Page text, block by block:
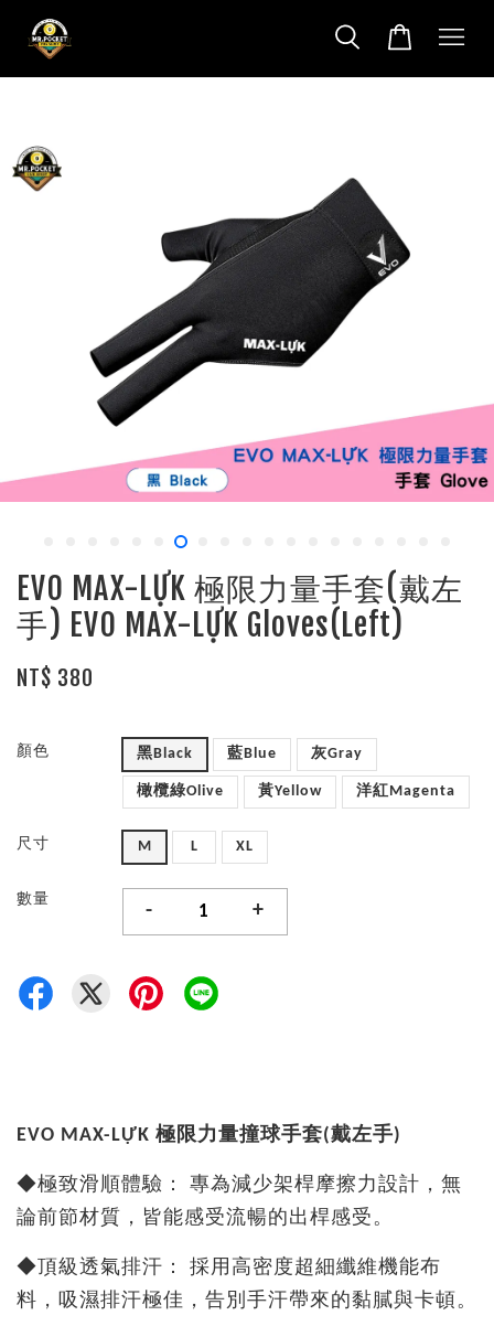
EVO MAX-LỰK 極限力量手套(戴左
手) EVO MAX-LỰK Gloves(Left)
NT$ 380
顏色 黑Black 藍Blue 灰Gray
橄欖綠Olive 黃Yellow 洋紅Magenta
尺寸 M L XL
數量
- +
EVO MAX-LỰK 極限力量撞球手套(戴左手)
◆極致滑順體驗： 專為減少架桿摩擦力設計，無
論前節材質，皆能感受流暢的出桿感受。
◆頂級透氣排汗： 採用高密度超細纖維機能布
料，吸濕排汗極佳，告別手汗帶來的黏膩與卡頓。